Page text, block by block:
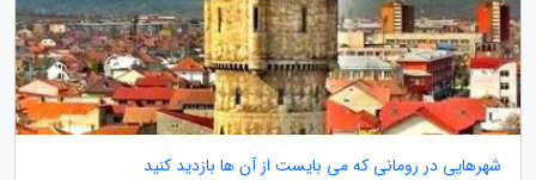
شهرهایی در رومانی که می بایست از آن ها بازدید کنید